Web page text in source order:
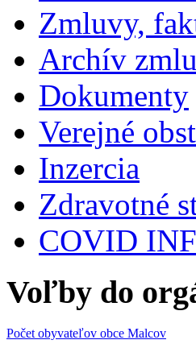
Zmluvy,
Archív
Dokumenty
Verejné
Inzercia
Zdravotné
COVID
Voľby do
Počet obyvateľov obce Malcov